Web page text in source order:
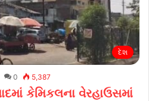
દેશ
0 5,387
કેમિકલના વેરહાઉસમાં